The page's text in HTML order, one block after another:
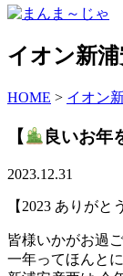
イオン新
HOME > イオン
【 良いお年
2023.12.31
【2023 ありがと
皆様いかがお過
一年ってほんと